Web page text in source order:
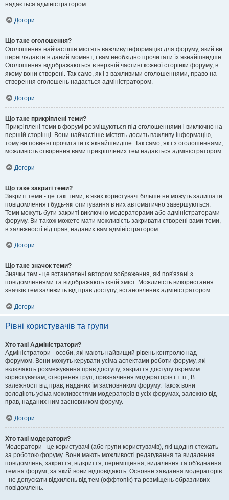
надається адміністратором.
Догори
Що таке оголошення?
Оголошення найчастіше містять важливу інформацію для форуму, який ви
переглядаєте в даний момент, і вам необхідно прочитати їх якнайшвидше.
Оголошення відображаються в верхній частині кожної сторінки форуму, в
якому вони створені. Так само, як і з важливими оголошеннями, право на
створення оголошень надається адміністратором.
Догори
Що таке прикріплені теми?
Прикріплені теми в форумі розміщуються під оголошеннями і виключно на
першій сторінці. Вони найчастіше містять досить важливу інформацію,
тому ви повинні прочитати їх якнайшвидше. Так само, як і з оголошеннями,
можливість створення вами прикріплених тем надається адміністратором.
Догори
Що таке закриті теми?
Закриті теми - це такі теми, в яких користувачі більше не можуть залишати
повідомлення і будь-які опитування в них автоматично завершуються.
Теми можуть бути закриті виключно модераторами або адміністраторами
форуму. Ви також можете мати можливість закривати створені вами теми,
в залежності від прав, наданих вам адміністратором.
Догори
Що таке значок теми?
Значки тем - це встановлені автором зображення, які пов'язані з
повідомленнями та відображають їхній зміст. Можливість використання
значків тем залежить від прав доступу, встановлених адміністратором.
Догори
Рівні користувачів та групи
Хто такі Адміністратори?
Адміністратори - особи, які мають найвищий рівень контролю над
форумом. Вони можуть керувати усіма аспектами роботи форуму, які
включають розмежування прав доступу, закриття доступу окремим
користувачам, створення груп, призначення модераторів і т. п., В
залежності від прав, наданих їм засновником форуму. Також вони
володіють усіма можливостями модераторів в усіх форумах, залежно від
прав, наданих ним засновником форуму.
Догори
Хто такі модератори?
Модератори - це користувачі (або групи користувачів), які щодня стежать
за роботою форуму. Вони мають можливості редагування та видалення
повідомлень, закриття, відкриття, переміщення, видалення та об'єднання
тем на форумі, за який вони відповідають. Основне завдання модераторів
- не допускати відхилень від тем (оффтопік) та розміщень образливих
повідомлень.